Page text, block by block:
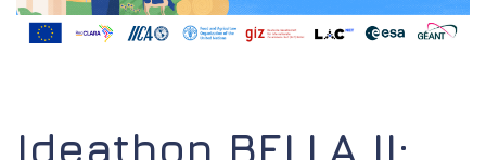
Ideathon BELLA II: